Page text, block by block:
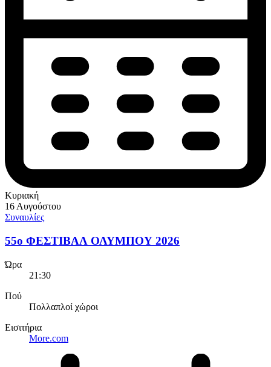
Κυριακή
16 Αυγούστου
Συναυλίες
55ο ΦΕΣΤΙΒΑΛ ΟΛΥΜΠΟΥ 2026
Ώρα
21:30
Πού
Πολλαπλοί χώροι
Εισιτήρια
More.com